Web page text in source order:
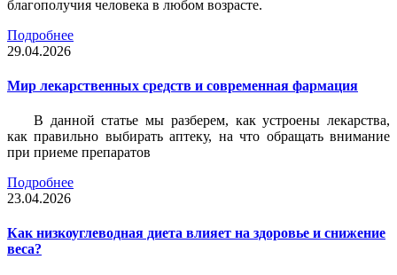
благополучия человека в любом возрасте.
Подробнее
29.04.2026
Мир лекарственных средств и современная фармация
В данной статье мы разберем, как устроены лекарства,
как правильно выбирать аптеку, на что обращать внимание
при приеме препаратов
Подробнее
23.04.2026
Как низкоуглеводная диета влияет на здоровье и снижение
веса?